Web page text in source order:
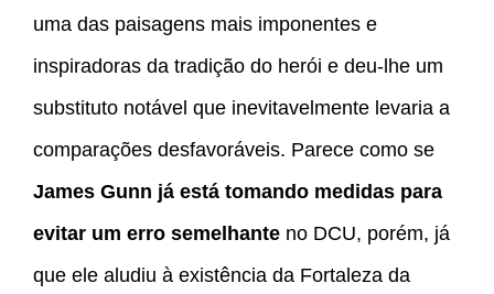
uma das paisagens mais imponentes e
inspiradoras da tradição do herói e deu-lhe um
substituto notável que inevitavelmente levaria a
comparações desfavoráveis. Parece como se
James Gunn já está tomando medidas para
evitar um erro semelhante no DCU, porém, já
que ele aludiu à existência da Fortaleza da